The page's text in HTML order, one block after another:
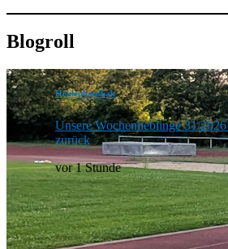
Blogroll
Heldenhaushalt
Unsere Wochenlieblinge 31/
zurück
vor 1 Stunde